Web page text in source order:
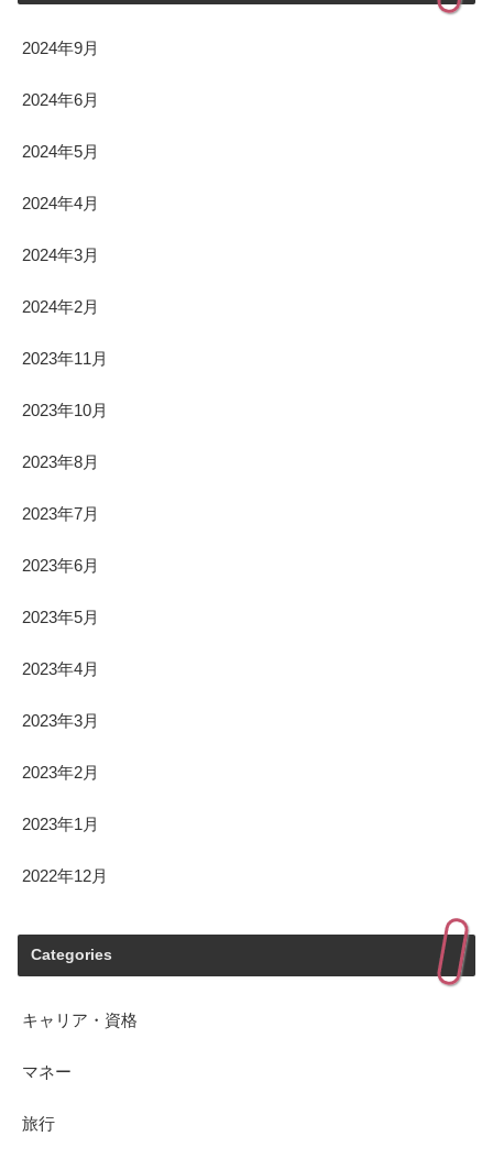
2024年9月
2024年6月
2024年5月
2024年4月
2024年3月
2024年2月
2023年11月
2023年10月
2023年8月
2023年7月
2023年6月
2023年5月
2023年4月
2023年3月
2023年2月
2023年1月
2022年12月
Categories
キャリア・資格
マネー
旅行